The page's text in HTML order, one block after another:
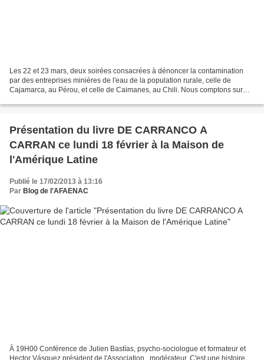
Les 22 et 23 mars, deux soirées consacrées à dénoncer la contamination
par des entreprises minières de l'eau de la population rurale, celle de
Cajamarca, au Pérou, et celle de Caimanes, au Chili. Nous comptons sur
Présentation du livre DE CARRANCO A
CARRAN ce lundi 18 février à la Maison de
l'Amérique Latine
Publié le 17/02/2013 à 13:16
Par Blog de l'AFAENAC
À 19H00 Conférence de Julien Bastías, psycho-sociologue et formateur et
Hector Vásquez,président de l'Association , modérateur. C'est une histoire